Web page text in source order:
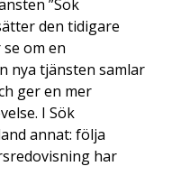
”Sök
den tidigare
om en
nya tjänsten samlar
ger en mer
I Sök
annat: följa
har